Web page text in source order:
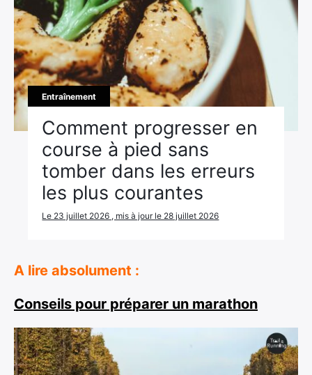
Entraînement
Comment progresser en
course à pied sans
tomber dans les erreurs
les plus courantes
Le 23 juillet 2026 , mis à jour le 28 juillet 2026
A lire absolument :
Conseils pour préparer un marathon